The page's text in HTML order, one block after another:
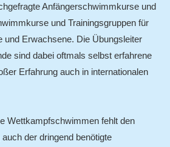
Anfängerschwimmkurse und
und Trainingsgruppen für
und Erwachsene. Die Übungsleiter
sind dabei oftmals selbst erfahrene
Erfahrung auch in internationalen
Wettkampfschwimmen fehlt den
der dringend benötigte